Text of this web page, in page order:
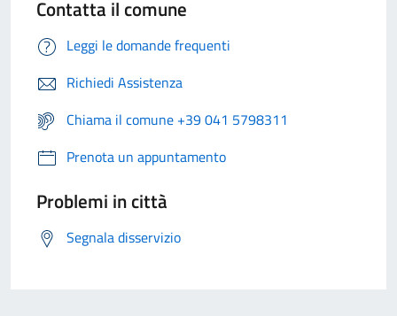
Contatta il comune
Leggi le domande frequenti
Richiedi Assistenza
Chiama il comune +39 041 5798311
Prenota un appuntamento
Problemi in città
Segnala disservizio